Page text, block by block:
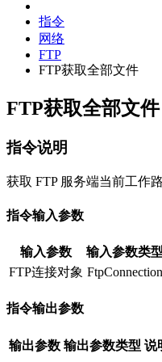
指令
网络
FTP
FTP获取全部文件
FTP获取全部文件
指令说明
获取 FTP 服务端当前工作
指令输入参数
输入参数 输入参数类型
FTP连接对象 FtpConnection
指令输出参数
输出参数 输出参数类型 说